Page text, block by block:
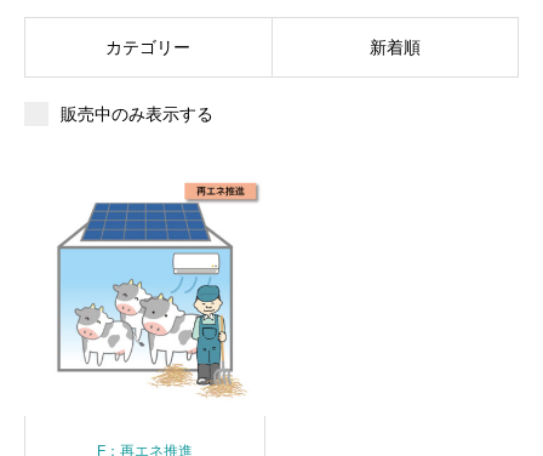
カテゴリー 新着順
販売中のみ表示する
F：再エネ推進